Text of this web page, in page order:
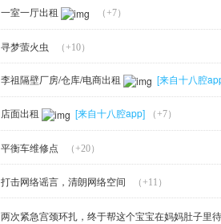
一室一厅出租 （+7）
寻梦萤火虫 （+10）
李祖隔壁厂房/仓库/电商出租 [来自十八腔
店面出租 [来自十八腔app] （+7）
平衡车维修点 （+20）
打击网络谣言，清朗网络空间 （+11）
两次紧急宫颈环扎，终于帮这个宝宝在妈妈肚子